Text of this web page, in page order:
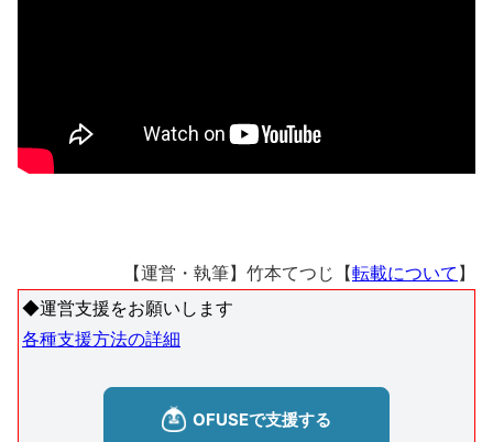
【運営・執筆】竹本てつじ【転載について 】
◆運営支援をお願いします
各種支援方法の詳細